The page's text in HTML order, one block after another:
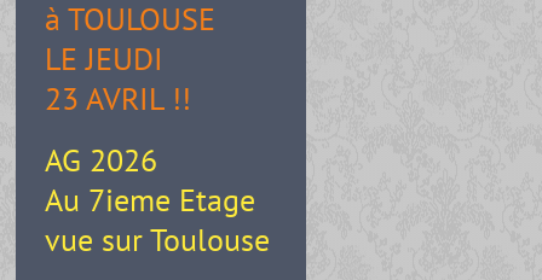
à TOULOUSE
LE JEUDI
23 AVRIL !!
AG 2026
Au 7ieme Etage
vue sur Toulouse